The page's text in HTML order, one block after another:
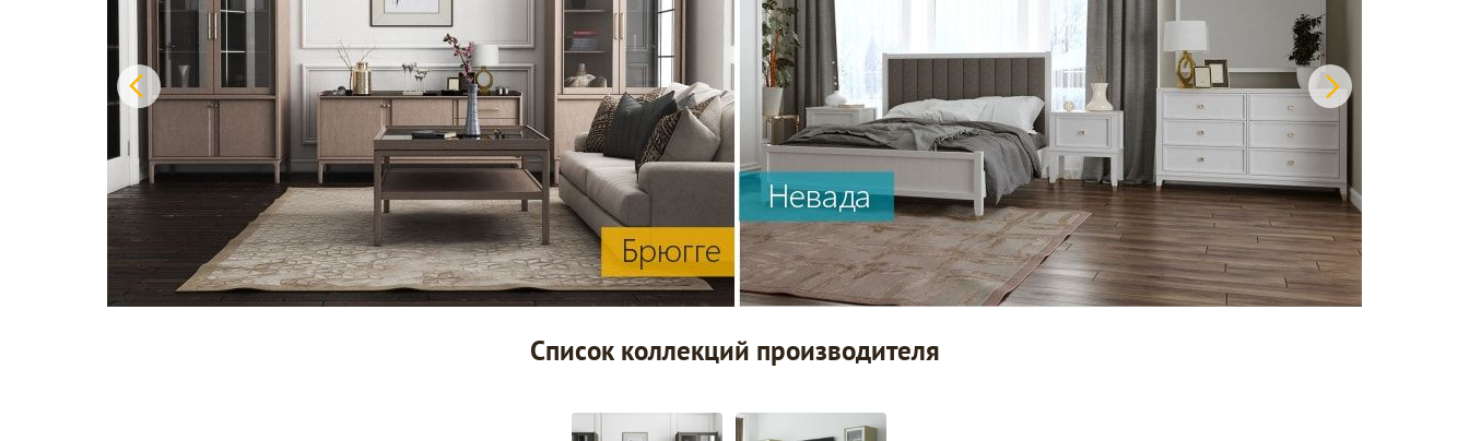
Список коллекций производителя